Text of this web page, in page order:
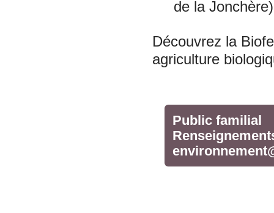
de la Jonchère)
Découvrez la
agriculture
Public familial